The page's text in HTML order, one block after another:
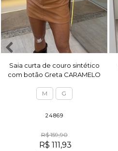
Saia curta de couro sintético
com botão Greta CARAMELO
M G
24869
R$ 159,90
R$ 111,93